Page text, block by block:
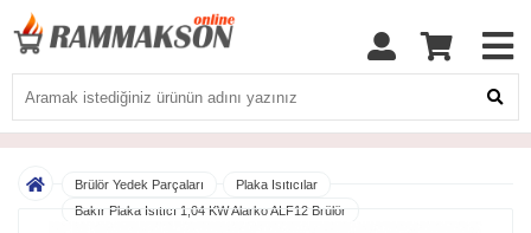
Brülör Yedek Parçaları
Plaka Isıtıcılar
Bakır Plaka Isıtıcı 1,04 KW Alarko ALF12 Brülör